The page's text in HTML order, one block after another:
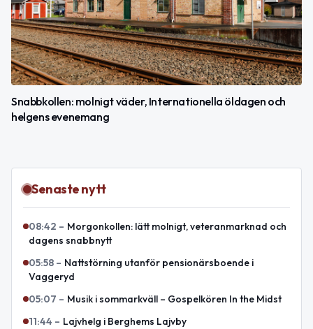
Snabbkollen: molnigt väder, Internationella öldagen och
helgens evenemang
Senaste nytt
08:42 – Morgonkollen: lätt molnigt, veteranmarknad och
dagens snabbnytt
05:58 – Nattstörning utanför pensionärsboende i
Vaggeryd
05:07 – Musik i sommarkväll – Gospelkören In the Midst
11:44 – Lajvhelg i Berghems Lajvby